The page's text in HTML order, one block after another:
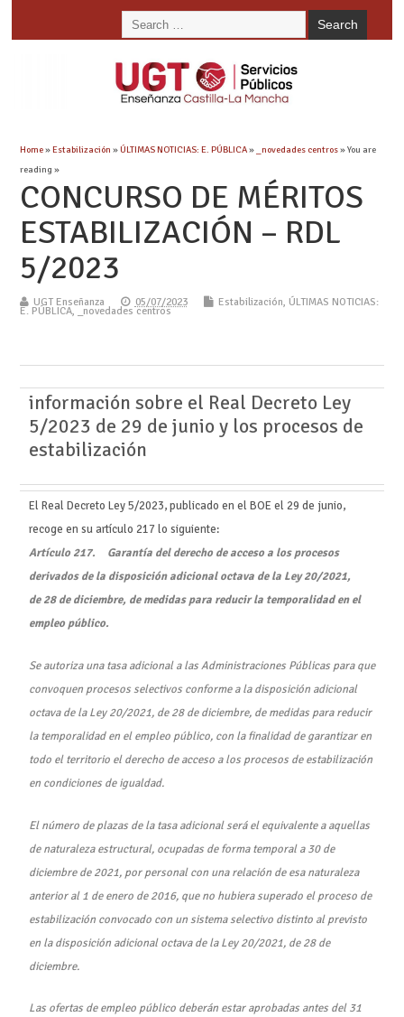
Home»Estabilización »ÚLTIMAS NOTICIAS: E. PÚBLICA» _novedades centros» You are
reading »
CONCURSO DE MÉRITOS
ESTABILIZACIÓN – RDL
5/2023
UGT Enseñanza 05/07/2023 Estabilización, ÚLTIMAS NOTICIAS:
E. PÚBLICA, _novedades centros
información sobre el Real Decreto Ley
5/2023 de 29 de junio y los procesos de
estabilización
El Real Decreto Ley 5/2023, publicado en el BOE el 29 de junio,
recoge en su artículo 217 lo siguiente:
Artículo 217. Garantía del derecho de acceso a los procesos
derivados de la disposición adicional octava de la Ley 20/2021,
de 28 de diciembre, de medidas para reducir la temporalidad en el
empleo público.
Se autoriza una tasa adicional a las Administraciones Públicas para que
convoquen procesos selectivos conforme a la disposición adicional
octava de la Ley 20/2021, de 28 de diciembre, de medidas para reducir
la temporalidad en el empleo público, con la finalidad de garantizar en
todo el territorio el derecho de acceso a los procesos de estabilización
en condiciones de igualdad.
El número de plazas de la tasa adicional será el equivalente a aquellas
de naturaleza estructural, ocupadas de forma temporal a 30 de
diciembre de 2021, por personal con una relación de esa naturaleza
anterior al 1 de enero de 2016, que no hubiera superado el proceso de
estabilización convocado con un sistema selectivo distinto al previsto
en la disposición adicional octava de la Ley 20/2021, de 28 de
diciembre.
Las ofertas de empleo público deberán estar aprobadas antes del 31